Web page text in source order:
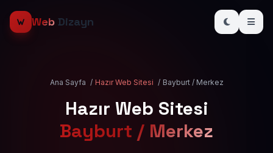
Web Dizayn
Ana Sayfa / Hazır Web Sitesi / Bayburt / Merkez
Hazır Web Sitesi
Bayburt / Merkez